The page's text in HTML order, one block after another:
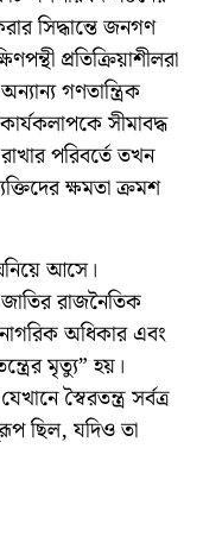
সিদ্ধান্তে জনগণ
প্রতিক্রিয়াশীলরা
গণতান্ত্রিক
সীমাবদ্ধ
পরিবর্তে তখন
ক্ষমতা ক্রমশ
আসে।
জাতির রাজনৈতিক
অধিকার এবং
মৃত্যু” হয়।
স্বৈরতন্ত্র সর্বত্র
ছিল, যদিও তা